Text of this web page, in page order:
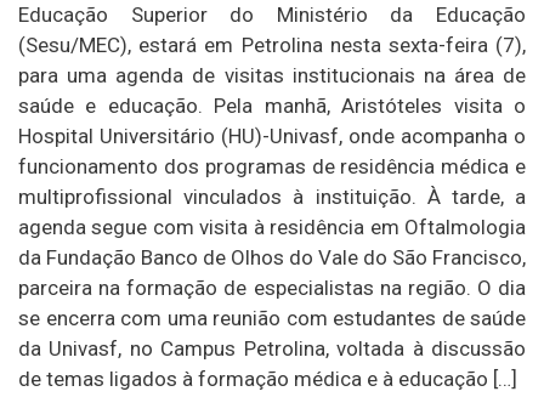
Educação Superior do Ministério da Educação
(Sesu/MEC), estará em Petrolina nesta sexta-feira (7),
para uma agenda de visitas institucionais na área de
saúde e educação. Pela manhã, Aristóteles visita o
Hospital Universitário (HU)-Univasf, onde acompanha o
funcionamento dos programas de residência médica e
multiprofissional vinculados à instituição. À tarde, a
agenda segue com visita à residência em Oftalmologia
da Fundação Banco de Olhos do Vale do São Francisco,
parceira na formação de especialistas na região. O dia
se encerra com uma reunião com estudantes de saúde
da Univasf, no Campus Petrolina, voltada à discussão
de temas ligados à formação médica e à educação […]